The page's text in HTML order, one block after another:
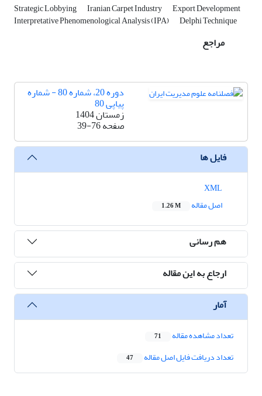
Strategic Lobbying Iranian Carpet Industry Export Development
Interpretative Phenomenological Analysis (IPA) Delphi Technique
مراجع
دوره 20، شماره 80 - شماره
پیاپی 80
زمستان 1404
صفحه39-76
فایل ها
اصل مقاله
1.26 M
هم رسانی
ارجاع به این مقاله
آمار
تعداد مشاهده مقاله 71
تعداد دریافت فایل اصل مقاله 47